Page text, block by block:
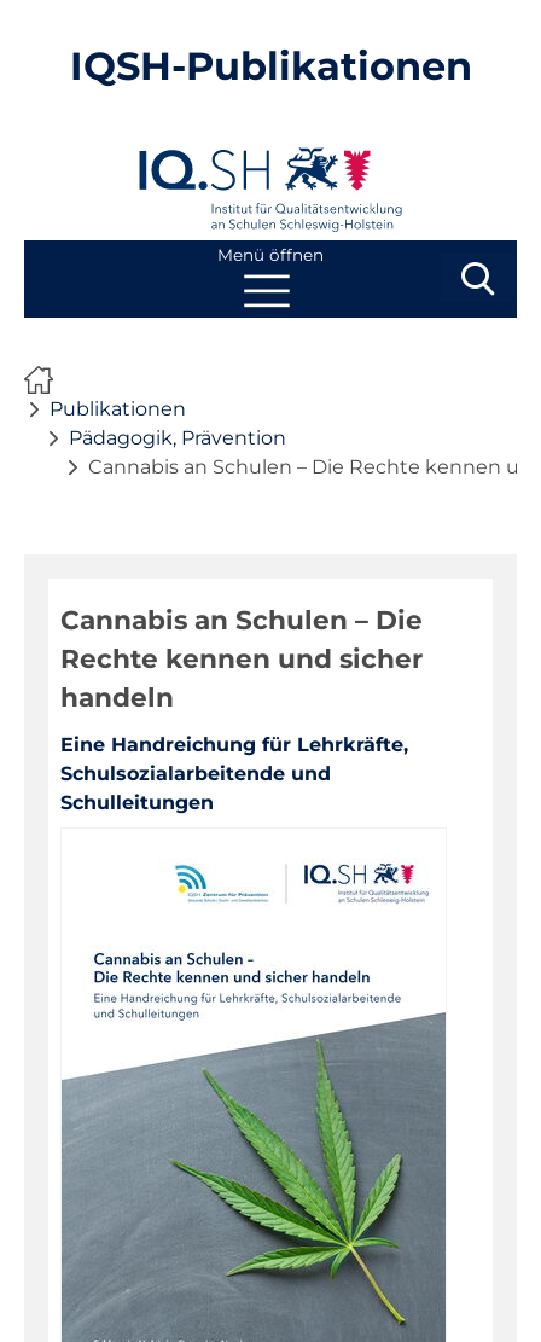
IQSH-Publikationen
Menü öffnen
Publikationen
Evaluationen, Bildungsmonitoring
Fortbildungen
Informationen für Eltern
Inklusion, Sonderpädagogik
Pädagogik, Prävention
Unterrichts-, Personal-, Schulentwicklung
Warenkorb
Fachportal
Publikationen
Pädagogik, Prävention
Cannabis an Schulen – Die Rechte kennen
Cannabis an Schulen – Die
Rechte kennen und sicher
handeln
Eine Handreichung für Lehrkräfte,
Schulsozialarbeitende und
Schulleitungen